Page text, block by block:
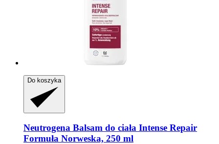
Do koszyka
Neutrogena Balsam do ciała Intense Repair
Formuła Norweska, 250 ml